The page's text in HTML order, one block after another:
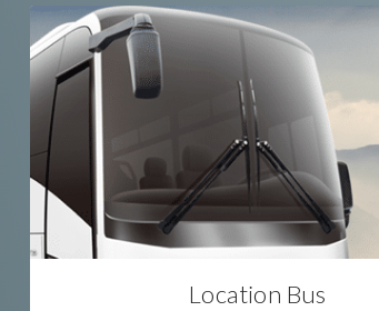
Location Bus